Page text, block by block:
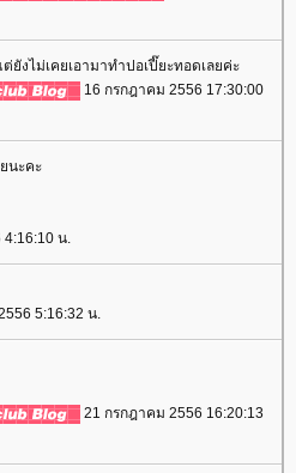
งไม่เคยเอามาทำปอเปี๊ยะทอดเลยค่ะ
16 กรกฎาคม 2556 17:30:00
นะคะ
น.
5:16:32 น.
21 กรกฎาคม 2556 16:20:13